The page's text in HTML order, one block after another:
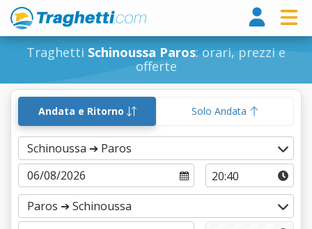
Traghetti Schinoussa Paros: orari, prezzi e
offerte
Andata e Ritorno Solo Andata